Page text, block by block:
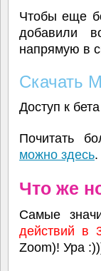
Чтобы еще
добавили
напрямую в
Скачать
Доступ к
Почитать
можно здесь.
Что же
Самые
действий в
Zoom)! Ура